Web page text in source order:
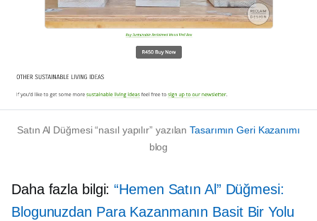
Satın Al Düğmesi“nasıl yapılır” yazılanTasarımın Geri Kazanımı
blog
Daha fazla bilgi:“Hemen Satın Al” Düğmesi:
Blogunuzdan Para Kazanmanın Basit Bir Yolu